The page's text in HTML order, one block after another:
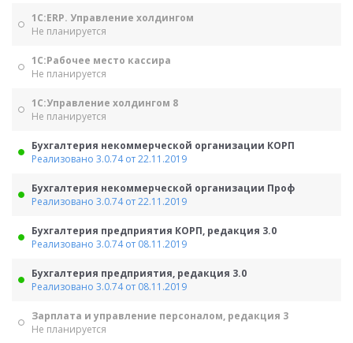
1С:ERP. Управление холдингом
Не планируется
1С:Рабочее место кассира
Не планируется
1С:Управление холдингом 8
Не планируется
Бухгалтерия некоммерческой организации КОРП
Реализовано 3.0.74 от 22.11.2019
Бухгалтерия некоммерческой организации Проф
Реализовано 3.0.74 от 22.11.2019
Бухгалтерия предприятия КОРП, редакция 3.0
Реализовано 3.0.74 от 08.11.2019
Бухгалтерия предприятия, редакция 3.0
Реализовано 3.0.74 от 08.11.2019
Зарплата и управление персоналом, редакция 3
Не планируется